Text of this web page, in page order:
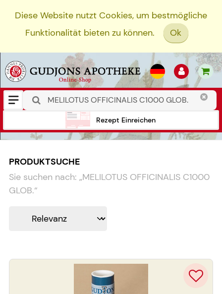
Diese Website nutzt Cookies, um bestmögliche
Funktionalität bieten zu können.
Ok
Rezept Einreichen
PRODUKTSUCHE
Sie suchen nach: „MELILOTUS OFFICINALIS C1000
GLOB.“